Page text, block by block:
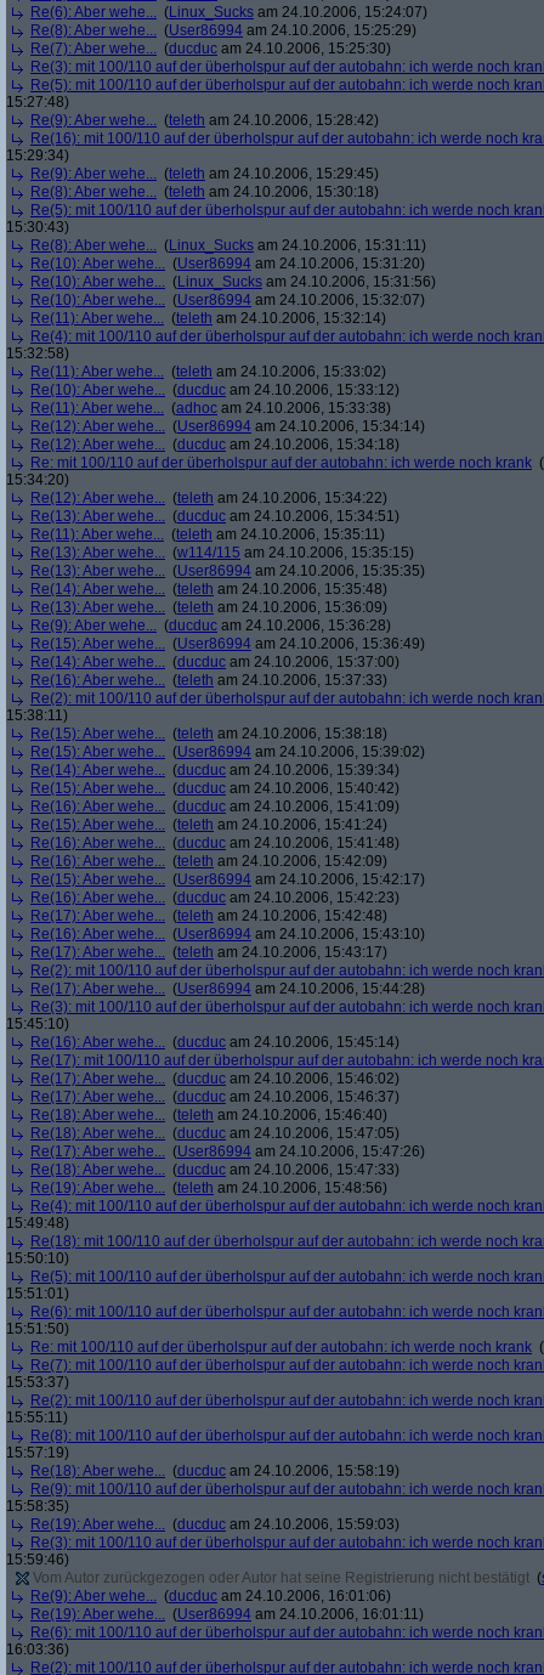
Re(6): Aber wehe... (Linux_Sucks am 24.10.2006, 15:24:07)
Re(8): Aber wehe... (User86994 am 24.10.2006, 15:25:29)
Re(7): Aber wehe... (ducduc am 24.10.2006, 15:25:30)
Re(3): mit 100/110 auf der überholspur auf der autobahn: ich werde noch
Re(5): mit 100/110 auf der überholspur auf der autobahn: ich werde noch
15:27:48)
Re(9): Aber wehe... (teleth am 24.10.2006, 15:28:42)
Re(16): mit 100/110 auf der überholspur auf der autobahn: ich werde noch
15:29:34)
Re(9): Aber wehe... (teleth am 24.10.2006, 15:29:45)
Re(8): Aber wehe... (teleth am 24.10.2006, 15:30:18)
Re(5): mit 100/110 auf der überholspur auf der autobahn: ich werde noch
15:30:43)
Re(8): Aber wehe... (Linux_Sucks am 24.10.2006, 15:31:11)
Re(10): Aber wehe... (User86994 am 24.10.2006, 15:31:20)
Re(10): Aber wehe... (Linux_Sucks am 24.10.2006, 15:31:56)
Re(10): Aber wehe... (User86994 am 24.10.2006, 15:32:07)
Re(11): Aber wehe... (teleth am 24.10.2006, 15:32:14)
Re(4): mit 100/110 auf der überholspur auf der autobahn: ich werde noch
15:32:58)
Re(11): Aber wehe... (teleth am 24.10.2006, 15:33:02)
Re(10): Aber wehe... (ducduc am 24.10.2006, 15:33:12)
Re(11): Aber wehe... (adhoc am 24.10.2006, 15:33:38)
Re(12): Aber wehe... (User86994 am 24.10.2006, 15:34:14)
Re(12): Aber wehe... (ducduc am 24.10.2006, 15:34:18)
Re: mit 100/110 auf der überholspur auf der autobahn: ich werde noch krank (
15:34:20)
Re(12): Aber wehe... (teleth am 24.10.2006, 15:34:22)
Re(13): Aber wehe... (ducduc am 24.10.2006, 15:34:51)
Re(11): Aber wehe... (teleth am 24.10.2006, 15:35:11)
Re(13): Aber wehe... (w114/115 am 24.10.2006, 15:35:15)
Re(13): Aber wehe... (User86994 am 24.10.2006, 15:35:35)
Re(14): Aber wehe... (teleth am 24.10.2006, 15:35:48)
Re(13): Aber wehe... (teleth am 24.10.2006, 15:36:09)
Re(9): Aber wehe... (ducduc am 24.10.2006, 15:36:28)
Re(15): Aber wehe... (User86994 am 24.10.2006, 15:36:49)
Re(14): Aber wehe... (ducduc am 24.10.2006, 15:37:00)
Re(16): Aber wehe... (teleth am 24.10.2006, 15:37:33)
Re(2): mit 100/110 auf der überholspur auf der autobahn: ich werde noch
15:38:11)
Re(15): Aber wehe... (teleth am 24.10.2006, 15:38:18)
Re(15): Aber wehe... (User86994 am 24.10.2006, 15:39:02)
Re(14): Aber wehe... (ducduc am 24.10.2006, 15:39:34)
Re(15): Aber wehe... (ducduc am 24.10.2006, 15:40:42)
Re(16): Aber wehe... (ducduc am 24.10.2006, 15:41:09)
Re(15): Aber wehe... (teleth am 24.10.2006, 15:41:24)
Re(16): Aber wehe... (ducduc am 24.10.2006, 15:41:48)
Re(16): Aber wehe... (teleth am 24.10.2006, 15:42:09)
Re(15): Aber wehe... (User86994 am 24.10.2006, 15:42:17)
Re(16): Aber wehe... (ducduc am 24.10.2006, 15:42:23)
Re(17): Aber wehe... (teleth am 24.10.2006, 15:42:48)
Re(16): Aber wehe... (User86994 am 24.10.2006, 15:43:10)
Re(17): Aber wehe... (teleth am 24.10.2006, 15:43:17)
Re(2): mit 100/110 auf der überholspur auf der autobahn: ich werde noch
Re(17): Aber wehe... (User86994 am 24.10.2006, 15:44:28)
Re(3): mit 100/110 auf der überholspur auf der autobahn: ich werde noch
15:45:10)
Re(16): Aber wehe... (ducduc am 24.10.2006, 15:45:14)
Re(17): mit 100/110 auf der überholspur auf der autobahn: ich werde noch
Re(17): Aber wehe... (ducduc am 24.10.2006, 15:46:02)
Re(17): Aber wehe... (ducduc am 24.10.2006, 15:46:37)
Re(18): Aber wehe... (teleth am 24.10.2006, 15:46:40)
Re(18): Aber wehe... (ducduc am 24.10.2006, 15:47:05)
Re(17): Aber wehe... (User86994 am 24.10.2006, 15:47:26)
Re(18): Aber wehe... (ducduc am 24.10.2006, 15:47:33)
Re(19): Aber wehe... (teleth am 24.10.2006, 15:48:56)
Re(4): mit 100/110 auf der überholspur auf der autobahn: ich werde noch
15:49:48)
Re(18): mit 100/110 auf der überholspur auf der autobahn: ich werde noch
15:50:10)
Re(5): mit 100/110 auf der überholspur auf der autobahn: ich werde noch
15:51:01)
Re(6): mit 100/110 auf der überholspur auf der autobahn: ich werde noch
15:51:50)
Re: mit 100/110 auf der überholspur auf der autobahn: ich werde noch krank (
Re(7): mit 100/110 auf der überholspur auf der autobahn: ich werde noch
15:53:37)
Re(2): mit 100/110 auf der überholspur auf der autobahn: ich werde noch
15:55:11)
Re(8): mit 100/110 auf der überholspur auf der autobahn: ich werde noch
15:57:19)
Re(18): Aber wehe... (ducduc am 24.10.2006, 15:58:19)
Re(9): mit 100/110 auf der überholspur auf der autobahn: ich werde noch
15:58:35)
Re(19): Aber wehe... (ducduc am 24.10.2006, 15:59:03)
Re(3): mit 100/110 auf der überholspur auf der autobahn: ich werde noch
15:59:46)
Vom Autor zurückgezogen oder Autor hat seine Registrierung nicht bestätigt (
Re(9): Aber wehe... (ducduc am 24.10.2006, 16:01:06)
Re(19): Aber wehe... (User86994 am 24.10.2006, 16:01:11)
Re(6): mit 100/110 auf der überholspur auf der autobahn: ich werde noch
16:03:36)
Re(2): mit 100/110 auf der überholspur auf der autobahn: ich werde noch